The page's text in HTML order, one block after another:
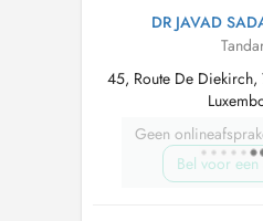
DR JAVAD
45, Route De
Geen
Bel voor